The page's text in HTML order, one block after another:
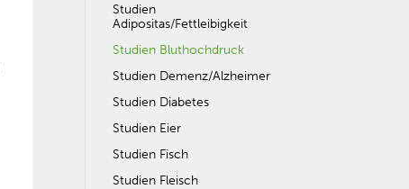
Studien
Adipositas/Fettleibigkeit
Studien Bluthochdruck
Studien Demenz/Alzheimer
Studien Diabetes
Studien Eier
Studien Fisch
Studien Fleisch